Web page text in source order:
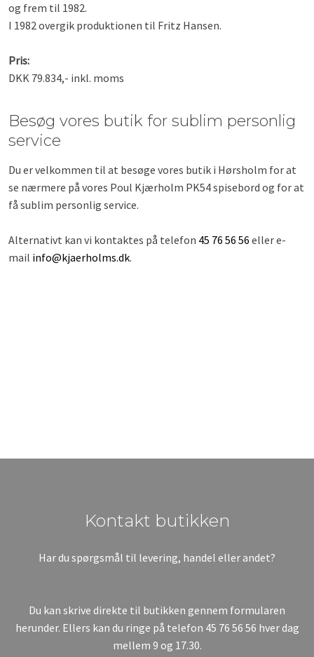
og frem til 1982.
I 1982 overgik produktionen til Fritz Hansen.
Pris:
DKK 79.834,- inkl. moms
Besøg vores butik for sublim personlig
service
Du er velkommen til at besøge vores butik i Hørsholm for at
se nærmere på vores Poul Kjærholm PK54 spisebord og for at
få sublim personlig service.
Alternativt kan vi kontaktes på telefon 45 76 56 56 eller e-
mail info@kjaerholms.dk.
​Kontakt butikken
Har du spørgsmål til levering, handel eller andet?
Du kan skrive direkte til butikken gennem formularen
herunder. Ellers kan du ringe på telefon 45 76 56 56 hver dag
mellem 9 og 17.30.